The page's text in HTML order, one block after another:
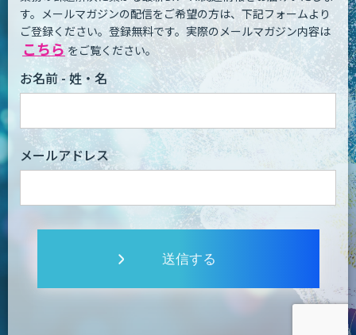
す。 メールマガジンの配信をご希望の方は、下記フォームより
ご登録ください。登録無料です。 実際のメールマガジン内容は
こちら をご覧ください。
お名前 - 姓・名
メールアドレス
送信する